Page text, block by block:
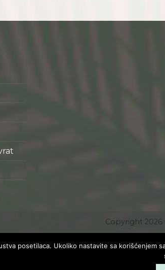
Copyright 2026
posetilaca. Ukoliko nastavite sa korišćenjem